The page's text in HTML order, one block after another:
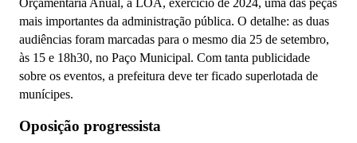
mais importantes da administração pública. O detalhe: as duas
audiências foram marcadas para o mesmo dia 25 de setembro,
às 15 e 18h30, no Paço Municipal. Com tanta publicidade
sobre os eventos, a prefeitura deve ter ficado superlotada de
munícipes.
Oposição progressista